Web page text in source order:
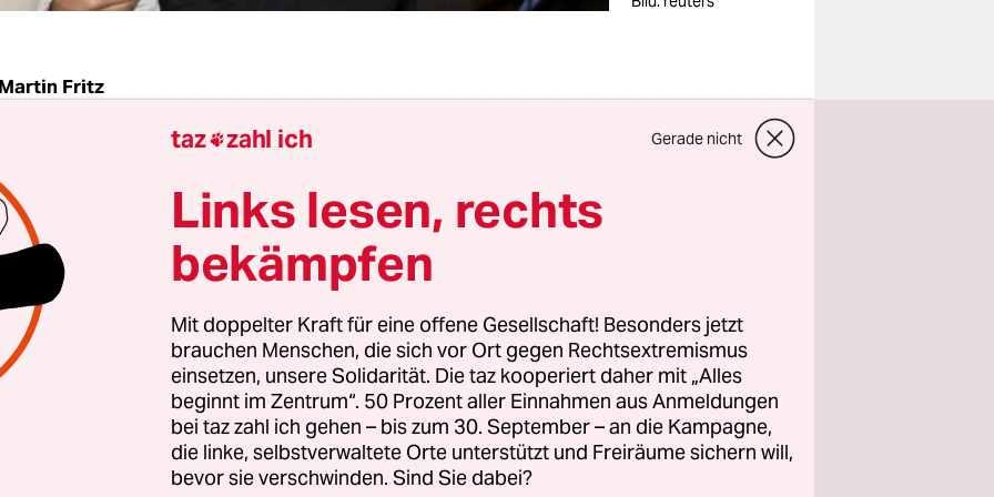
Martin Fritz
Park Dae-sung als Online-Wirtschaftsguru gefeiert und
Hood der Finanzkrisen-Opfer verklärt. Jetzt ist der
zum Testfall für die Meinungsfreiheit in seinem Land
Die Staatsanwaltschaft hat den 31-jährigen angeklagt, mit
falsche Informationen im Internet verbreitet zu haben, in
das öffentliche Interesse zu schädigen. Bei einer
drohen Park bis zu fünf Jahre Gefängnis oder eine
bis 50 Millionen Won (ca. 28.000 Euro).
hält sich dagegen für unschuldig. „Ich wollte nur den
taz zahl ich Gerade nicht
Links lesen, rechts
bekämpfen
Mit doppelter Kraft für eine offene Gesellschaft! Besonders jetzt
brauchen Menschen, die sich vor Ort gegen Rechtsextremismus
einsetzen, unsere Solidarität. Die taz kooperiert daher mit „Alles
beginnt im Zentrum“. 50 Prozent aller Einnahmen aus Anmeldungen
bei taz zahl ich gehen – bis zum 30. September – an die Kampagne,
die linke, selbstverwaltete Orte unterstützt und Freiräume sichern will,
bevor sie verschwinden. Sind Sie dabei?